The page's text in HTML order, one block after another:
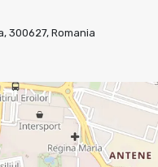
300627, Romania